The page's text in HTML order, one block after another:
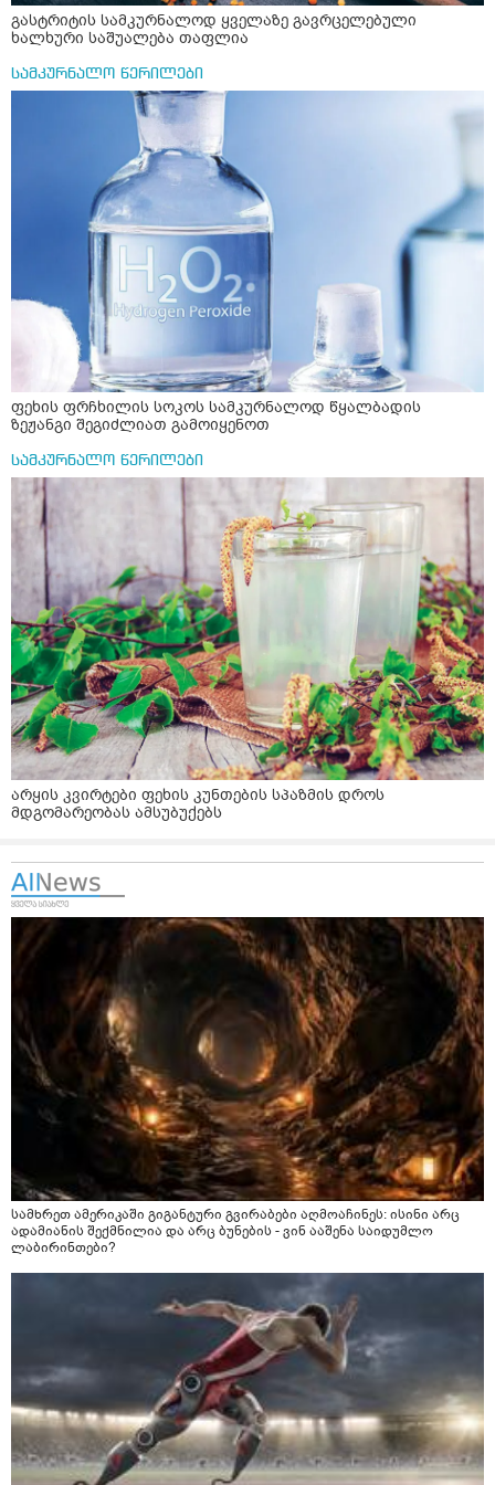
გასტრიტის სამკურნალოდ ყველაზე გავრცელებული
ხალხური საშუალება თაფლია
სამკურნალო წერილები
ფეხის ფრჩხილის სოკოს სამკურნალოდ წყალბადის
ზეჟანგი შეგიძლიათ გამოიყენოთ
სამკურნალო წერილები
არყის კვირტები ფეხის კუნთების სპაზმის დროს
მდგომარეობას ამსუბუქებს
სამხრეთ ამერიკაში გიგანტური გვირაბები აღმოაჩინეს: ისინი არც
ადამიანის შექმნილია და არც ბუნების - ვინ ააშენა საიდუმლო
ლაბირინთები?